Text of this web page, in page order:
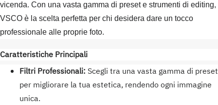
vicenda. Con una vasta gamma di preset e strumenti di editing,
VSCO è la scelta perfetta per chi desidera dare un tocco
professionale alle proprie foto.
Caratteristiche Principali
Filtri Professionali: Scegli tra una vasta gamma di preset
per migliorare la tua estetica, rendendo ogni immagine
unica.